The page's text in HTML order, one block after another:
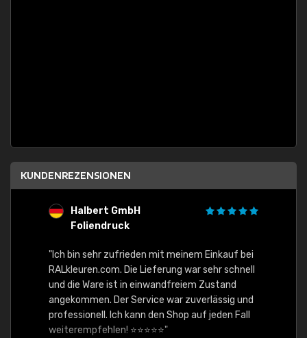
KUNDENREZENSIONEN
Halbert GmbH
Foliendruck
"Ich bin sehr zufrieden mit meinem Einkauf bei
RALkleuren.com. Die Lieferung war sehr schnell
und die Ware ist in einwandfreiem Zustand
angekommen. Der Service war zuverlässig und
professionell. Ich kann den Shop auf jeden Fall
weiterempfehlen! ⭐⭐⭐⭐⭐"